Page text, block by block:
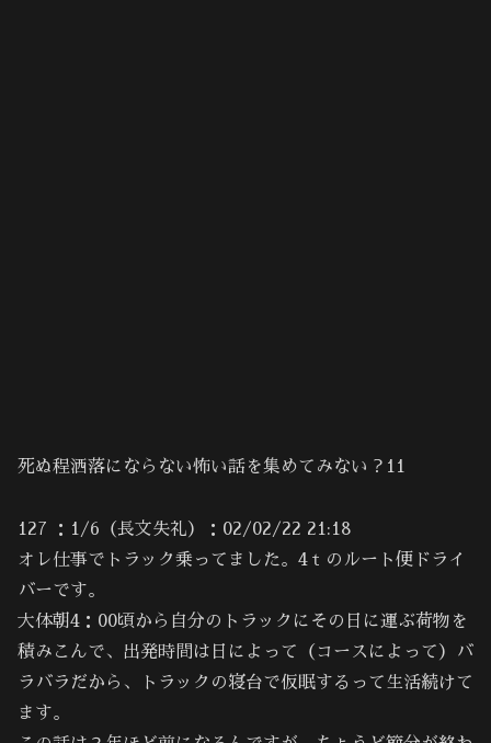
死ぬ程洒落にならない怖い話を集めてみない？11
127 ：1/6（長文失礼）：02/02/22 21:18
オレ仕事でトラック乗ってました。4ｔのルート便ドライ
バーです。
大体朝4：00頃から自分のトラックにその日に運ぶ荷物を
積みこんで、出発時間は日によって（コースによって）バ
ラバラだから、トラックの寝台で仮眠するって生活続けて
ます。